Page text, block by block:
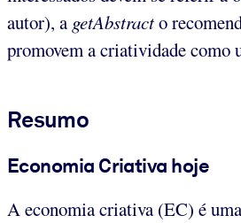
autor), a getAbstracto
promovem a criatividade como
Resumo
Economia Criativa hoje
A economia criativa (EC) é